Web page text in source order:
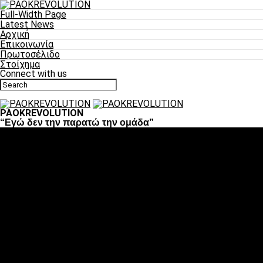
Full-Width Page
Latest News
Αρχική
Επικοινωνία
Πρωτοσέλιδο
Στοίχημα
Connect with us
PAOKREVOLUTION
“Εγώ δεν την παρατώ την ομάδα”